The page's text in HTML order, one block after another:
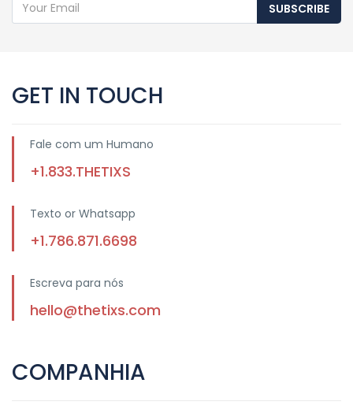
SUBSCRIBE
GET IN TOUCH
Fale com um Humano
+1.833.THETIXS
Texto or Whatsapp
+1.786.871.6698
Escreva para nós
hello@thetixs.com
COMPANHIA